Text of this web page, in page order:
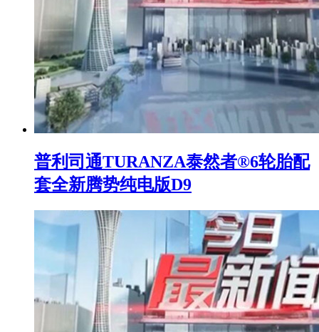
普利司通TURANZA泰然者®6轮胎配
套全新腾势纯电版D9